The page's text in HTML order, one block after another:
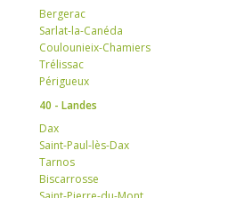
Bergerac
Sarlat-la-Canéda
Coulounieix-Chamiers
Trélissac
Périgueux
40 - Landes
Dax
Saint-Paul-lès-Dax
Tarnos
Biscarrosse